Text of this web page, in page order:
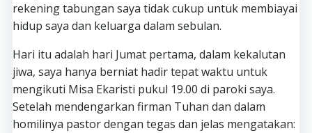
rekening tabungan saya tidak cukup untuk membiayai
hidup saya dan keluarga dalam sebulan.
Hari itu adalah hari Jumat pertama, dalam kekalutan
jiwa, saya hanya berniat hadir tepat waktu untuk
mengikuti Misa Ekaristi pukul 19.00 di paroki saya.
Setelah mendengarkan firman Tuhan dan dalam
homilinya pastor dengan tegas dan jelas mengatakan: